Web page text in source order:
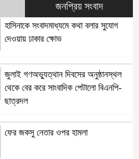
জনপ্রিয় সংবাদ
হাসিনাকে সংবাদমাধ্যমে কথা বলার সুযোগ
দেওয়ায় ঢাকার ক্ষোভ
জুলাই গণঅভ্যুত্থান দিবসের অনুষ্ঠানস্থল
থেকে বের করে সাংবাদিক পেটালো বিএনপি-
ছাত্রদল
ফের জকসু নেতার ওপর হামলা